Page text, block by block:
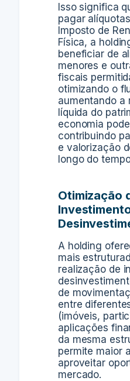
Isso significa
pagar
Imposto de
Física, a
beneficiar de
menores e
fiscais
otimizando o
aumentando a
líquida do
economia
contribuindo
e valorização
longo do
Otimização
A holding
mais
realização de
de
entre
(imóveis,
aplicações
da mesma
permite maior
aproveitar
mercado.